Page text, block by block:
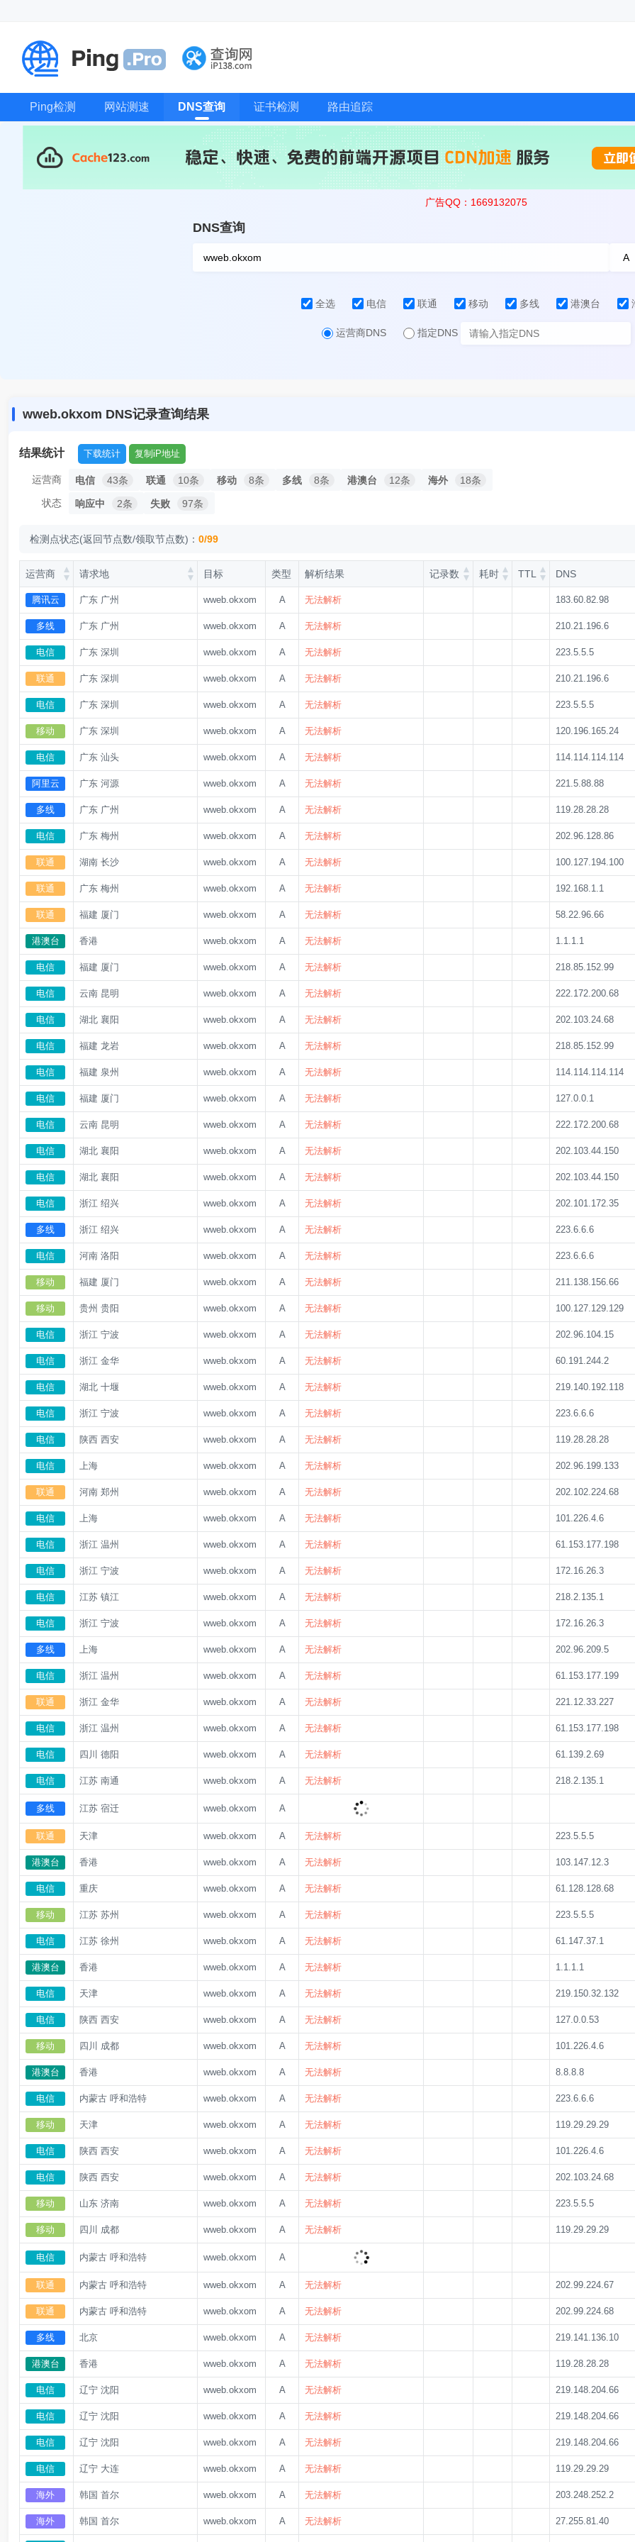
Ping检测 网站测速 DNS查询 证书检测 路由追踪
广告QQ：1669132075
DNS查询
全选 电信 联通 移动 多线 港澳台
运营商DNS 指定DNS
wweb.okxom DNS记录查询结果
结果统计 下载统计 复制iP地址
运营商 电信 43条 联通 10条 移动 8条 多线 8条 港澳台 12条 海外
18条
状态
失败 99条
检测点状态(返回节点数/领取节点数)： 0/99
运营商 请求地 目标 类型 解析结果 记录数 耗时 TTL DNS
腾讯云 广东 广州 wweb.okxom A 无法解析 183.60.82.98
多线 广东 广州 wweb.okxom A 无法解析 210.21.196.6
电信 广东 深圳 wweb.okxom A 无法解析 223.5.5.5
联通 广东 深圳 wweb.okxom A 无法解析 210.21.196.6
电信 广东 深圳 wweb.okxom A 无法解析 223.5.5.5
移动 广东 深圳 wweb.okxom A 无法解析 120.196.165.24
电信 广东 汕头 wweb.okxom A 无法解析 114.114.114.114
阿里云 广东 河源 wweb.okxom A 无法解析 221.5.88.88
多线 广东 广州 wweb.okxom A 无法解析 119.28.28.28
电信 广东 梅州 wweb.okxom A 无法解析 202.96.128.86
联通 湖南 长沙 wweb.okxom A 无法解析 100.127.194.100
联通 广东 梅州 wweb.okxom A 无法解析 192.168.1.1
联通 福建 厦门 wweb.okxom A 无法解析 58.22.96.66
港澳台 香港 wweb.okxom A 无法解析 1.1.1.1
电信 福建 厦门 wweb.okxom A 无法解析 218.85.152.99
电信 云南 昆明 wweb.okxom A 无法解析 222.172.200.68
电信 湖北 襄阳 wweb.okxom A 无法解析 202.103.24.68
电信 福建 龙岩 wweb.okxom A 无法解析 218.85.152.99
电信 福建 泉州 wweb.okxom A 无法解析 114.114.114.114
电信 福建 厦门 wweb.okxom A 无法解析 127.0.0.1
电信 云南 昆明 wweb.okxom A 无法解析 222.172.200.68
电信 湖北 襄阳 wweb.okxom A 无法解析 202.103.44.150
电信 湖北 襄阳 wweb.okxom A 无法解析 202.103.44.150
电信 浙江 绍兴 wweb.okxom A 无法解析 202.101.172.35
多线 浙江 绍兴 wweb.okxom A 无法解析 223.6.6.6
电信 河南 洛阳 wweb.okxom A 无法解析 223.6.6.6
移动 福建 厦门 wweb.okxom A 无法解析 211.138.156.66
移动 贵州 贵阳 wweb.okxom A 无法解析 100.127.129.129
电信 浙江 宁波 wweb.okxom A 无法解析 202.96.104.15
电信 浙江 金华 wweb.okxom A 无法解析 60.191.244.2
电信 湖北 十堰 wweb.okxom A 无法解析 219.140.192.118
电信 浙江 宁波 wweb.okxom A 无法解析 223.6.6.6
电信 陕西 西安 wweb.okxom A 无法解析 119.28.28.28
电信 上海 wweb.okxom A 无法解析 202.96.199.133
联通 河南 郑州 wweb.okxom A 无法解析 202.102.224.68
电信 上海 wweb.okxom A 无法解析 101.226.4.6
电信 浙江 温州 wweb.okxom A 无法解析 61.153.177.198
电信 浙江 宁波 wweb.okxom A 无法解析 172.16.26.3
电信 江苏 镇江 wweb.okxom A 无法解析 218.2.135.1
电信 浙江 宁波 wweb.okxom A 无法解析 172.16.26.3
多线 上海 wweb.okxom A 无法解析 202.96.209.5
电信 浙江 温州 wweb.okxom A 无法解析 61.153.177.199
联通 浙江 金华 wweb.okxom A 无法解析 221.12.33.227
电信 浙江 温州 wweb.okxom A 无法解析 61.153.177.198
电信 四川 德阳 wweb.okxom A 无法解析 61.139.2.69
电信 江苏 南通 wweb.okxom A 无法解析 218.2.135.1
多线 江苏 宿迁 wweb.okxom A
联通 天津 wweb.okxom A 无法解析 223.5.5.5
港澳台 香港 wweb.okxom A 无法解析 103.147.12.3
电信 重庆 wweb.okxom A 无法解析 61.128.128.68
移动 江苏 苏州 wweb.okxom A 无法解析 223.5.5.5
电信 江苏 徐州 wweb.okxom A 无法解析 61.147.37.1
港澳台 香港 wweb.okxom A 无法解析 1.1.1.1
电信 天津 wweb.okxom A 无法解析 219.150.32.132
电信 陕西 西安 wweb.okxom A 无法解析 127.0.0.53
移动 四川 成都 wweb.okxom A 无法解析 101.226.4.6
港澳台 香港 wweb.okxom A 无法解析 8.8.8.8
电信 内蒙古 呼和浩特 wweb.okxom A 无法解析 223.6.6.6
移动 天津 wweb.okxom A 无法解析 119.29.29.29
电信 陕西 西安 wweb.okxom A 无法解析 101.226.4.6
电信 陕西 西安 wweb.okxom A 无法解析 202.103.24.68
移动 山东 济南 wweb.okxom A 无法解析 223.5.5.5
移动 四川 成都 wweb.okxom A 无法解析 119.29.29.29
电信 内蒙古 呼和浩特 wweb.okxom A
联通 内蒙古 呼和浩特 wweb.okxom A 无法解析 202.99.224.67
联通 内蒙古 呼和浩特 wweb.okxom A 无法解析 202.99.224.68
多线 北京 wweb.okxom A 无法解析 219.141.136.10
港澳台 香港 wweb.okxom A 无法解析 119.28.28.28
电信 辽宁 沈阳 wweb.okxom A 无法解析 219.148.204.66
电信 辽宁 沈阳 wweb.okxom A 无法解析 219.148.204.66
电信 辽宁 沈阳 wweb.okxom A 无法解析 219.148.204.66
电信 辽宁 大连 wweb.okxom A 无法解析 119.29.29.29
海外 韩国 首尔 wweb.okxom A 无法解析 203.248.252.2
海外 韩国 首尔 wweb.okxom A 无法解析 27.255.81.40